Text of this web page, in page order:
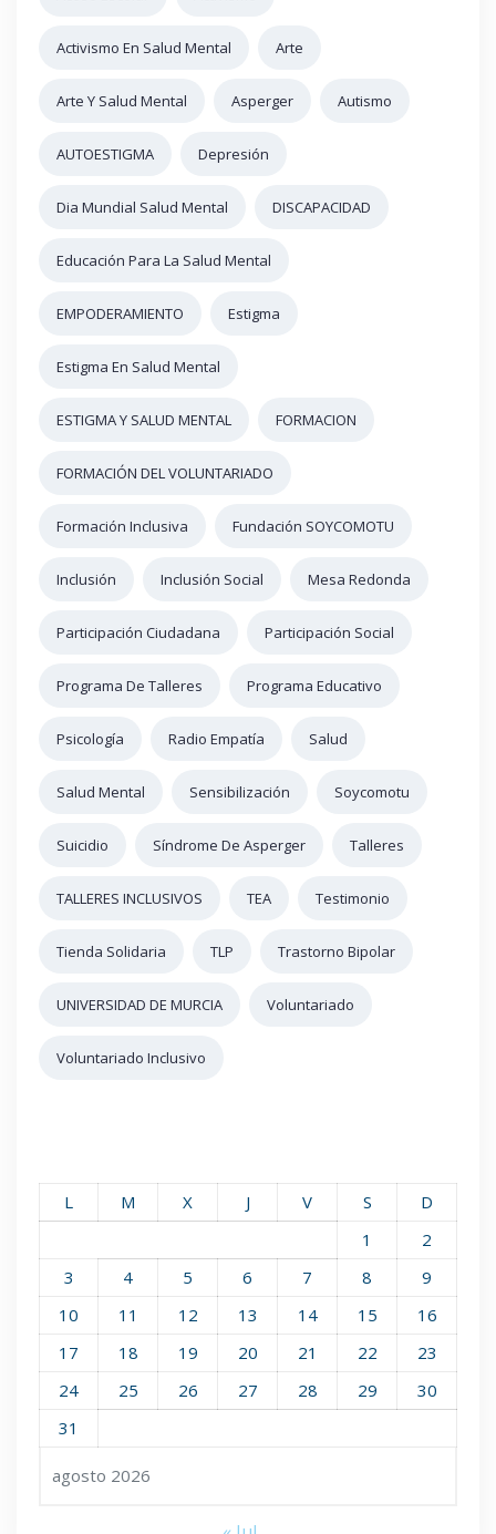
Activismo En Salud Mental Arte
Arte Y Salud Mental Asperger Autismo
AUTOESTIGMA Depresión
Dia Mundial Salud Mental DISCAPACIDAD
Educación Para La Salud Mental
EMPODERAMIENTO Estigma
Estigma En Salud Mental
ESTIGMA Y SALUD MENTAL FORMACION
FORMACIÓN DEL VOLUNTARIADO
Formación Inclusiva Fundación SOYCOMOTU
Inclusión Inclusión Social Mesa Redonda
Participación Ciudadana Participación Social
Programa De Talleres Programa Educativo
Psicología Radio Empatía Salud
Salud Mental Sensibilización Soycomotu
Suicidio Síndrome De Asperger Talleres
TALLERES INCLUSIVOS TEA Testimonio
Tienda Solidaria TLP Trastorno Bipolar
UNIVERSIDAD DE MURCIA Voluntariado
Voluntariado Inclusivo
agosto 2026
L M X J V S
D
1
2
3
4 5 6 7 8
9
10
11 12 13 14 15
16
17
18 19 20 21 22
23
24
25 26 27 28 29
30
31